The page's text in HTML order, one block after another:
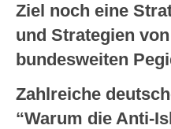
Ziel noch eine
und Strategien
bundesweiten
Zahlreiche
“Warum die Anti-